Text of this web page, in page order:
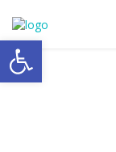
Open toolbar